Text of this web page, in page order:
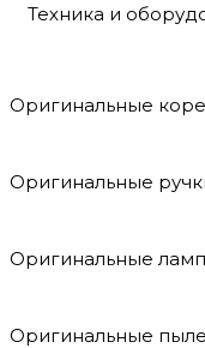
Техника и
Оригинальные
Оригинальные
Оригинальные
Оригинальные